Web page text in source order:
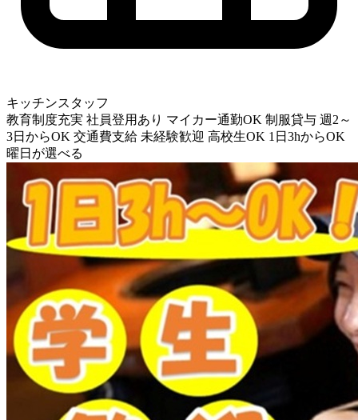
キッチンスタッフ
教育制度充実 社員登用あり マイカー通勤OK 制服貸与 週2～
3日からOK 交通費支給 未経験歓迎 高校生OK 1日3hからOK
曜日が選べる